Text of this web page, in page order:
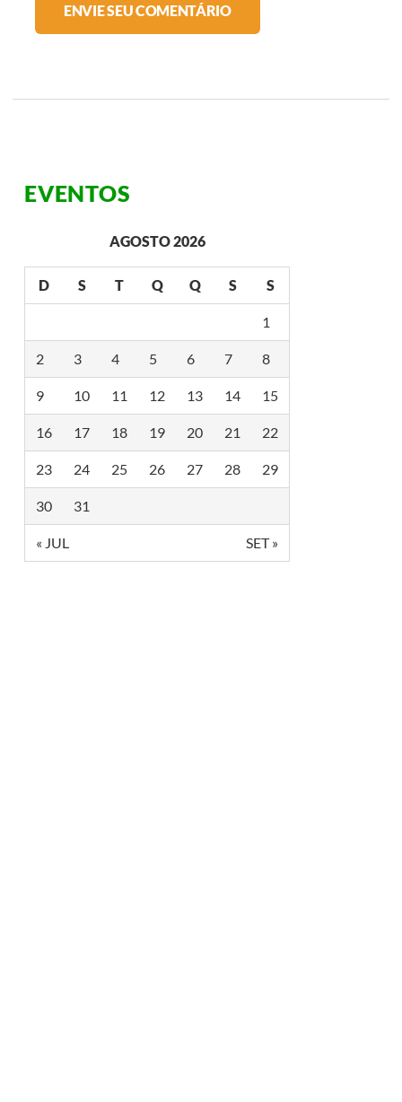
EVENTOS
AGOSTO 2026
D S T Q Q S S
1
2 3 4 5 6 7 8
9 10 11 12 13 14 15
16 17 18 19 20 21 22
23 24 25 26 27 28 29
30 31
« JUL SET »